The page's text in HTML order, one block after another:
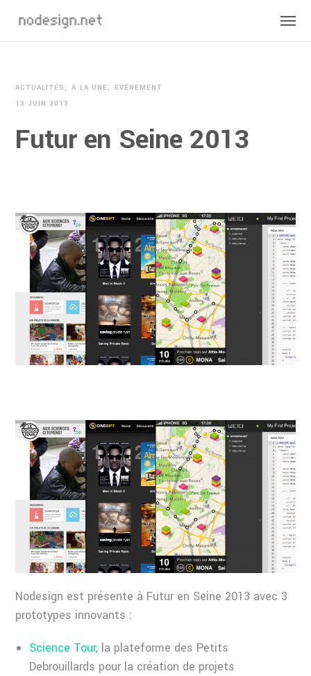
ACTUALITÉS À LA UNE
EVÉNEMENT
13 JUIN 2013
Futur en Seine 2013
Nodesign est présente à Futur en Seine 2013 avec 3
prototypes innovants :
Science Tour, la plateforme des Petits
Debrouillards pour la création de projets